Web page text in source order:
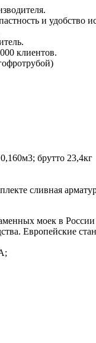
и удобство
клиентов.
брутто 23,4кг
сливная
моек в
Европейские